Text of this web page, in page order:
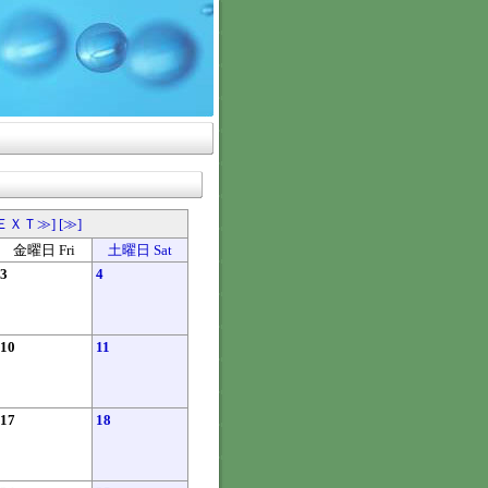
ＸＴ≫] [≫]
金曜日 Fri
土曜日 Sat
3 4
10 11
17 18